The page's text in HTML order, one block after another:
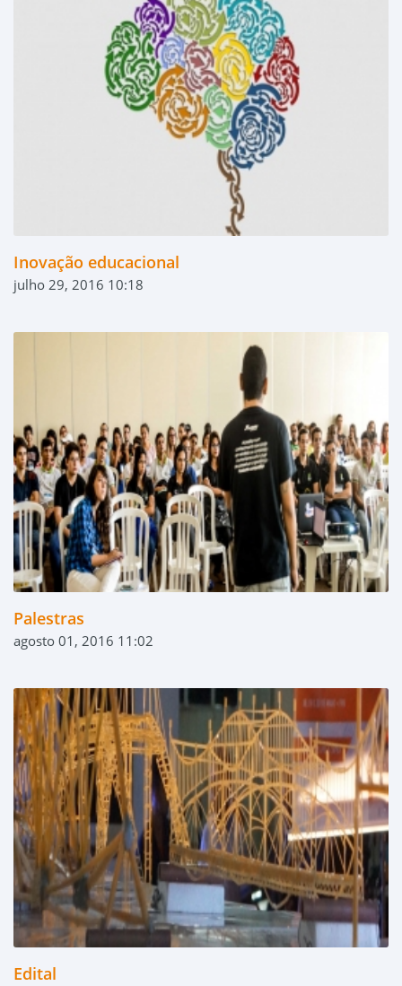
Inovação educacional
julho 29, 2016 10:18
Palestras
agosto 01, 2016 11:02
Edital